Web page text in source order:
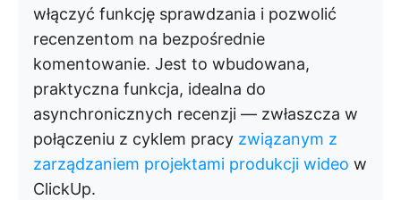
włączyć funkcję sprawdzania i pozwolić
recenzentom na bezpośrednie
komentowanie. Jest to wbudowana,
praktyczna funkcja, idealna do
asynchronicznych recenzji — zwłaszcza w
połączeniu z cyklem pracy związanym z
zarządzaniem projektami produkcji wideo w
ClickUp.